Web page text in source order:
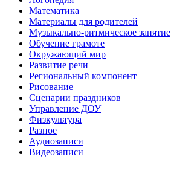
Математика
Материалы для родителей
Музыкально-ритмическое занятие
Обучение грамоте
Окружающий мир
Развитие речи
Региональный компонент
Рисование
Сценарии праздников
Управление ДОУ
Физкультура
Разное
Аудиозаписи
Видеозаписи